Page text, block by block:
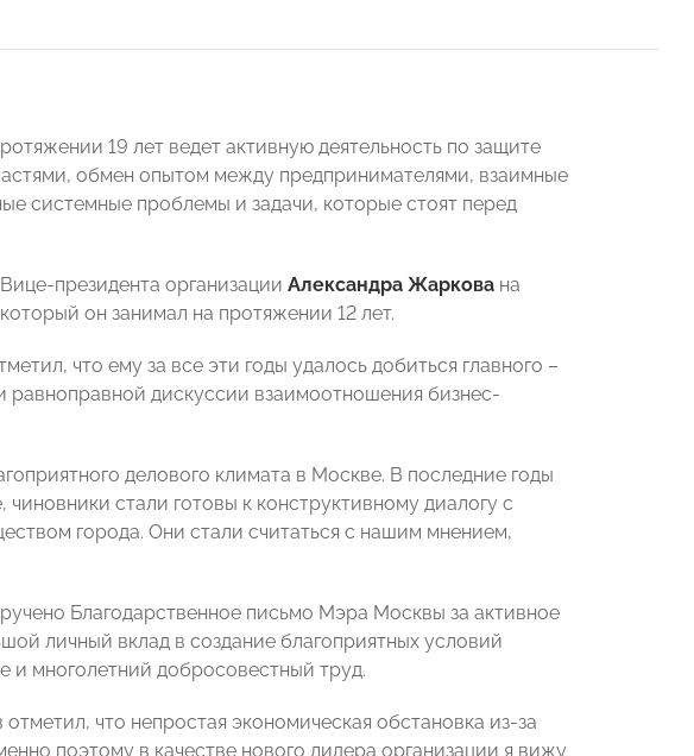
19 лет ведет активную деятельность по защите
обмен опытом между предпринимателями, взаимные
системные проблемы и задачи, которые стоят перед
президента организации Александра Жаркова на
он занимал на протяжении 12 лет.
что ему за все эти годы удалось добиться главного –
равноправной дискуссии взаимоотношения бизнес-
делового климата в Москве. В последние годы
стали готовы к конструктивному диалогу с
города. Они стали считаться с нашим мнением,
Благодарственное письмо Мэра Москвы за активное
личный вклад в создание благоприятных условий
и многолетний добросовестный труд.
что непростая экономическая обстановка из-за
поэтому в качестве нового лидера организации я вижу